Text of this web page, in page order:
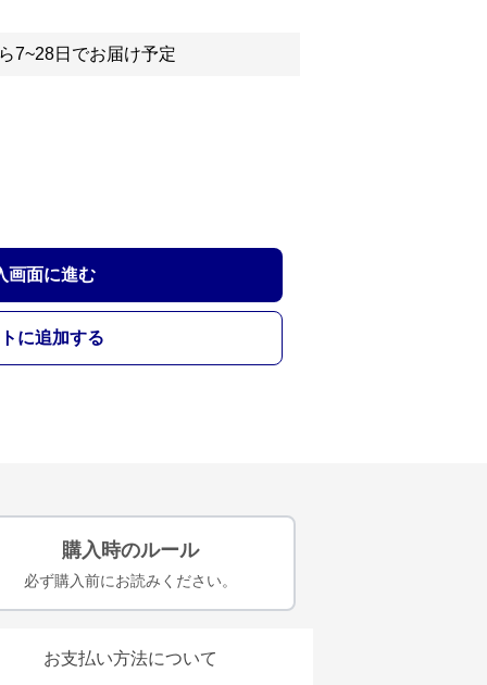
7~28日でお届け予定
画面に進む
に追加する
購入時のルール
必ず購入前にお読みください。
お支払い方法について